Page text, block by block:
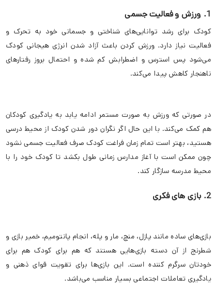
1. ورزش و فعالیت جسمی
کودک برای رشد توانایی‌های شناختی و جسمانی خود به تحرک و
فعالیت نیاز دارد. ورزش کردن باعث آزاد شدن انرژی هیجانی کودک
می‌شود پس استرس و اضطرابش کم شده و احتمال بروز رفتارهای
ناهنجار کاهش پیدا می‌کند.
در صورتی که ورزش به صورت مستمر ادامه یابد به یادگیری کودکان
هم کمک می‌کند. با این حال اگر نگران دور شدن کودک از محیط درسی
هستید، بهتر است تمام زمان فراغت کودک صرف فعالیت جسمی نشود
چون ممکن است با آغاز مدارس زمانی طول بکشد تا کودک خود را با
محیط مدرسه سازگار کند.
2. بازی های فکری
بازی‌های ساده مانند پازل، منچ، مار و پله، انجام پانتومیم، خمیر بازی و
شطرنج از آن دسته بازی‌هایی هستند که هم برای کودک هم برای
خودتان سرگرم کننده است. این بازی‌ها برای تقویت قوای ذهنی و
یادگیری تعاملات اجتماعی بسیار مناسب می‌باشد.